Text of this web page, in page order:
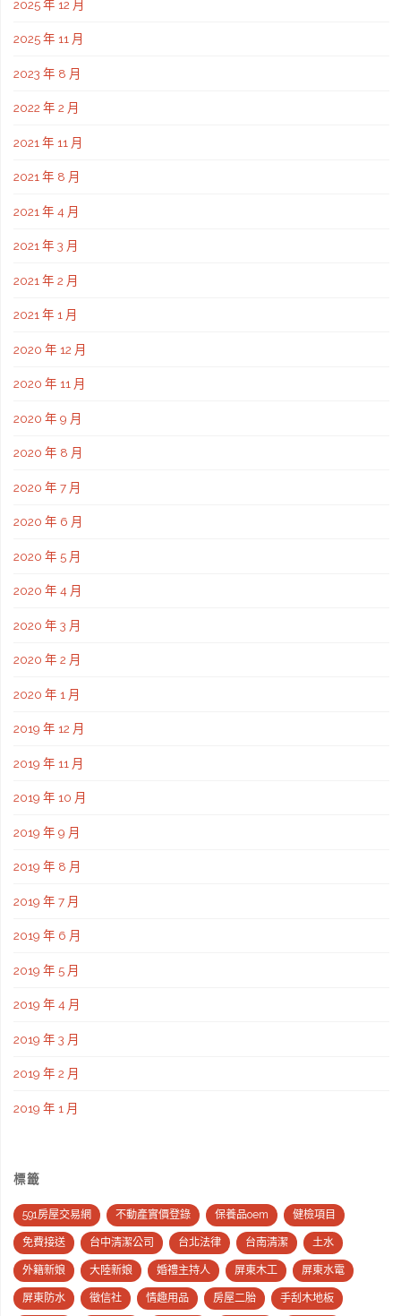
2025 年 12 月
2025 年 11 月
2023 年 8 月
2022 年 2 月
2021 年 11 月
2021 年 8 月
2021 年 4 月
2021 年 3 月
2021 年 2 月
2021 年 1 月
2020 年 12 月
2020 年 11 月
2020 年 9 月
2020 年 8 月
2020 年 7 月
2020 年 6 月
2020 年 5 月
2020 年 4 月
2020 年 3 月
2020 年 2 月
2020 年 1 月
2019 年 12 月
2019 年 11 月
2019 年 10 月
2019 年 9 月
2019 年 8 月
2019 年 7 月
2019 年 6 月
2019 年 5 月
2019 年 4 月
2019 年 3 月
2019 年 2 月
2019 年 1 月
標籤
591房屋交易網 不動產實價登錄 保養品oem 健檢項目
免費接送 台中清潔公司 台北法律 台南清潔 土水
外籍新娘 大陸新娘 婚禮主持人 屏東木工 屏東水電
屏東防水 徵信社 情趣用品 房屋二胎 手刮木地板